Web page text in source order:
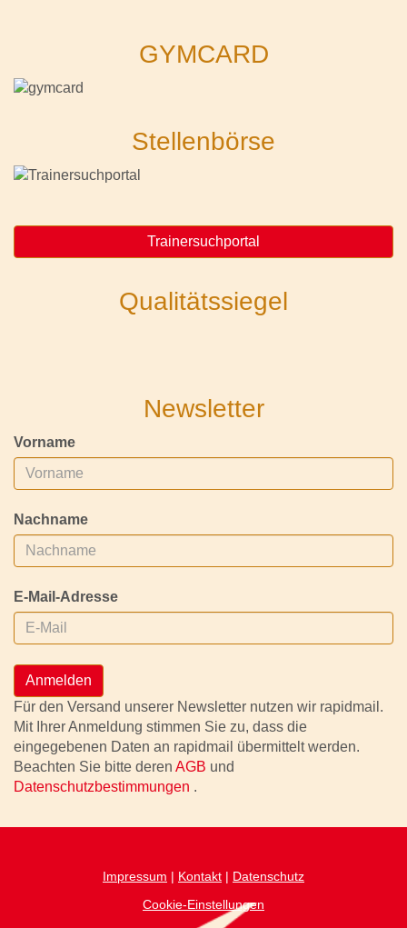
GYMCARD
Stellenbörse
Trainersuchportal
Qualitätssiegel
Newsletter
Vorname
Nachname
E-Mail-Adresse
Anmelden
Für den Versand unserer Newsletter nutzen wir rapidmail.
Mit Ihrer Anmeldung stimmen Sie zu, dass die
eingegebenen Daten an rapidmail übermittelt werden.
Beachten Sie bitte deren AGB und
Datenschutzbestimmungen .
Impressum | Kontakt | Datenschutz
Cookie-Einstellungen